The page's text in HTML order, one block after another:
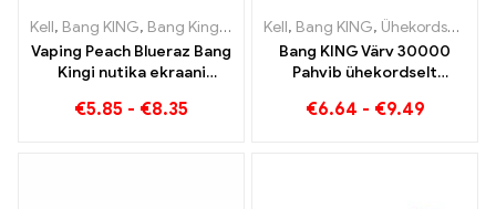
Kell, Bang KING, Bang Kingi nutikas ekraan 15000 Puff ,
Vaping Peach Blueraz Bang
Kingi nutika ekraani
€5.85 - €8.35
Kell, Bang KING, Ühekordsed e-sigaretid Leedu
Bang KING Värv 30000
Pahvib ühekordselt
Ideaalne segu magusast
€6.64 - €9.49